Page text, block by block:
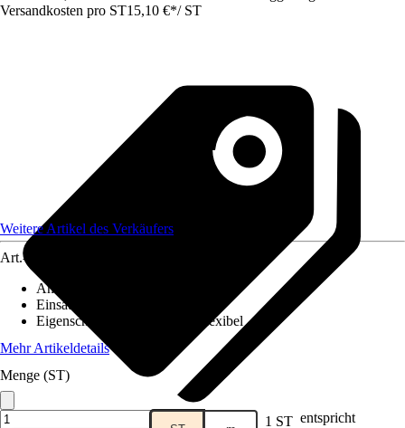
Versandkosten pro ST15,10 €*/ ST
Weitere Artikel des Verkäufers
Art.-Nr.
Anzahl
Einsatzbereich
Eigenschaft
UV-beständig, Flexibel
Mehr Artikeldetails
Menge (ST)
1 ST entspricht